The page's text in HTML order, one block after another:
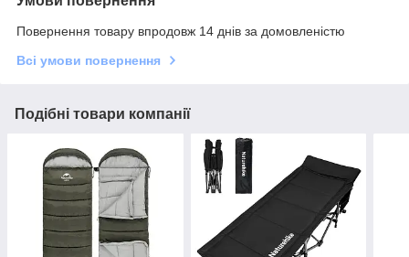
Повернення товару впродовж 14 днів за домовленістю
Всі умови повернення
Подібні товари компанії